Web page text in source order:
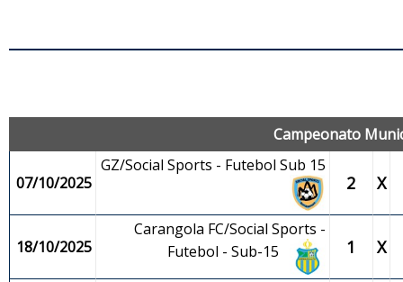
Campeonato
07/10/2025
GZ/Social Sports - Futebol Sub 15
2 X
18/10/2025
Carangola FC/Social Sports -
Futebol - Sub-15
1 X